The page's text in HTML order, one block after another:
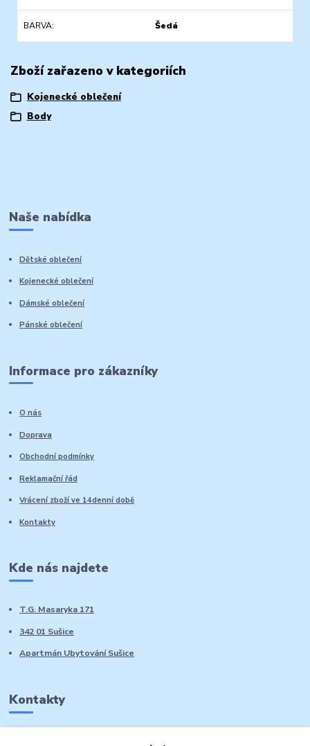
BARVA Šedá
Zboží zařazeno v kategoriích
Kojenecké oblečení
Body
Naše nabídka
Dětské oblečení
Kojenecké oblečení
Dámské oblečení
Pánské oblečení
Informace pro zákazníky
O nás
Doprava
Obchodní podmínky
Reklamační řád
Vrácení zboží ve 14denní době
Kontakty
Kde nás najdete
T.G. Masaryka 171
342 01 Sušice
Apartmán Ubytování Sušice
Kontakty